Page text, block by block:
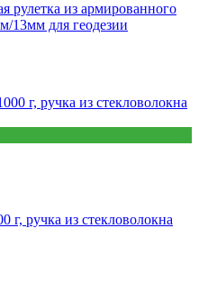
рулетка из армированного
13мм для геодезии
ручка из стекловолокна